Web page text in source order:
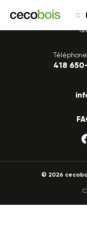
1175,
Téléphone
418
© 2026